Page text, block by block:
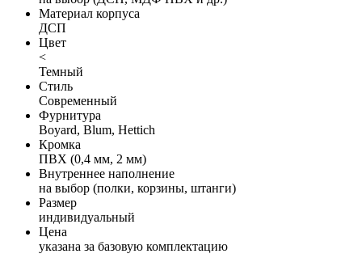
Материал корпуса
ДСП
Цвет
<
Темный
Стиль
Современный
Фурнитура
Boyard, Blum, Hettich
Кромка
ПВХ (0,4 мм, 2 мм)
Внутреннее наполнение
на выбор (полки, корзины, штанги)
Размер
индивидуальный
Цена
указана за базовую комплектацию